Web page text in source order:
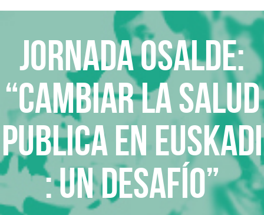
Jornada Osalde:
“CAMBIAR LA SALUD
PUBLICA EN EUSKADI
: UN DESAFÍO”